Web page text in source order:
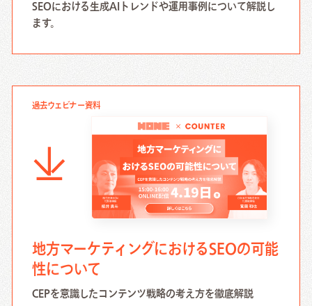
SEOにおける生成AIトレンドや運用事例について解説し
ます。
過去ウェビナー資料
地方マーケティングにおけるSEOの可能
性について
CEPを意識したコンテンツ戦略の考え方を徹底解説